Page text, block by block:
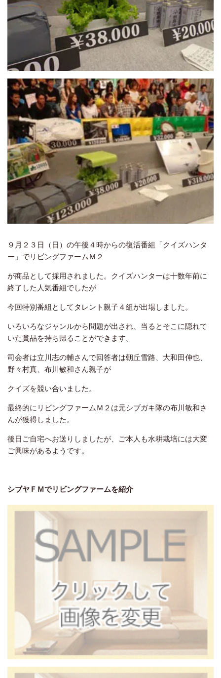
９月２３日（日）の午後４時からの復活番組「クイズハンタ
ー」でリビングファームＭ２
が商品として採用されました。
クイズハンターは十数年前に
終了した人気番組でしたが
今回特別番組として タレント親子４組が出場しました。
いろいろなジャンルから問題が出され、当るとそこに隠れて
いた賞品を持ち帰ることができます。
司会者は立川志の輔さんで回答者は朝丘雪路、大和田伸也、
野々村真、布川敏和さん親子が
クイズを競い合いました。
最終的にリビングファームＭ２は元シブガキ隊の布川敏和さ
んが獲得しました。
後日ご自宅へお送りしましたが、ご本人も水耕栽培には大変
ご興味があるようです。
シブヤＦＭでリビングファームを紹介